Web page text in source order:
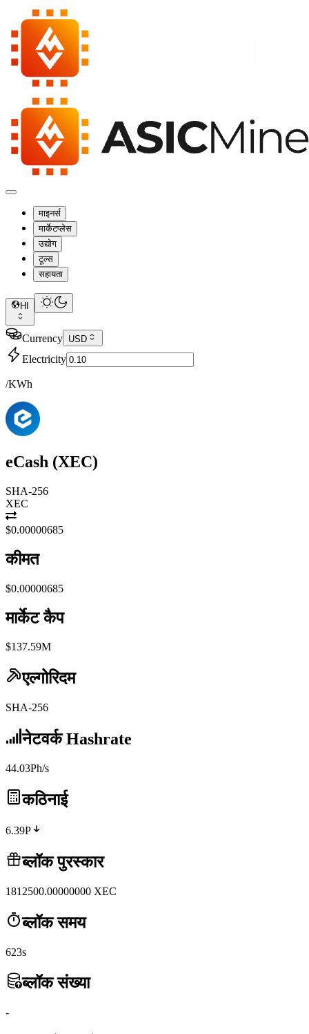
माइनर्स
मार्केटप्लेस
उद्योग
टूल्स
सहायता
HI
Currency USD
Electricity
/KWh
eCash (XEC)
SHA-256
XEC
$0.00000685
कीमत
$0.00000685
मार्केट कैप
$137.59M
एल्गोरिदम
SHA-256
नेटवर्क Hashrate
44.03Ph/s
कठिनाई
6.39P
ब्लॉक पुरस्कार
1812500.00000000 XEC
ब्लॉक समय
623s
ब्लॉक संख्या
-